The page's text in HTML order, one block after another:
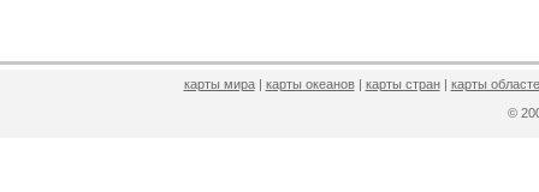
карты мира| карты океанов| карты стран| карты
©